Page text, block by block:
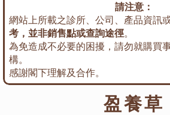
請注意：
網站上所載之診所、公司、產品資訊
考，並非銷售點或查詢途徑。
為免造成不必要的困擾，請勿就購買
構。
感謝閣下理解及合作。
盈養草